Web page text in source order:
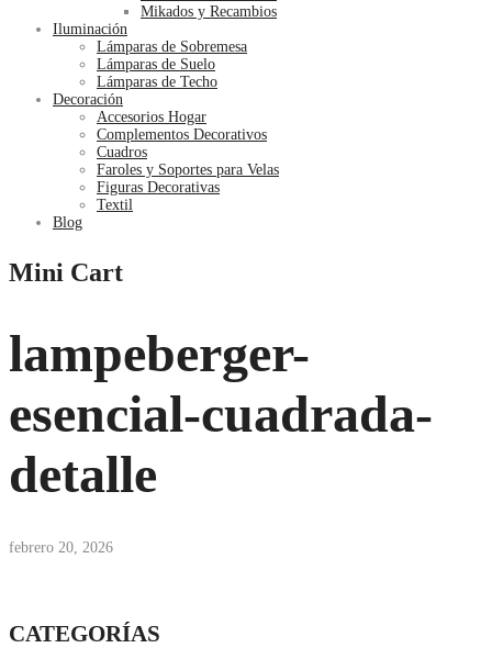
Mikados y Recambios
Iluminación
Lámparas de Sobremesa
Lámparas de Suelo
Lámparas de Techo
Decoración
Accesorios Hogar
Complementos Decorativos
Cuadros
Faroles y Soportes para Velas
Figuras Decorativas
Textil
Blog
Mini Cart
lampeberger-
esencial-cuadrada-
detalle
febrero 20, 2026
CATEGORÍAS